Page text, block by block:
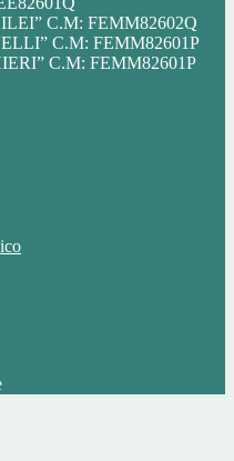
C.M: FEMM82602Q
C.M: FEMM82601P
C.M: FEMM82601P